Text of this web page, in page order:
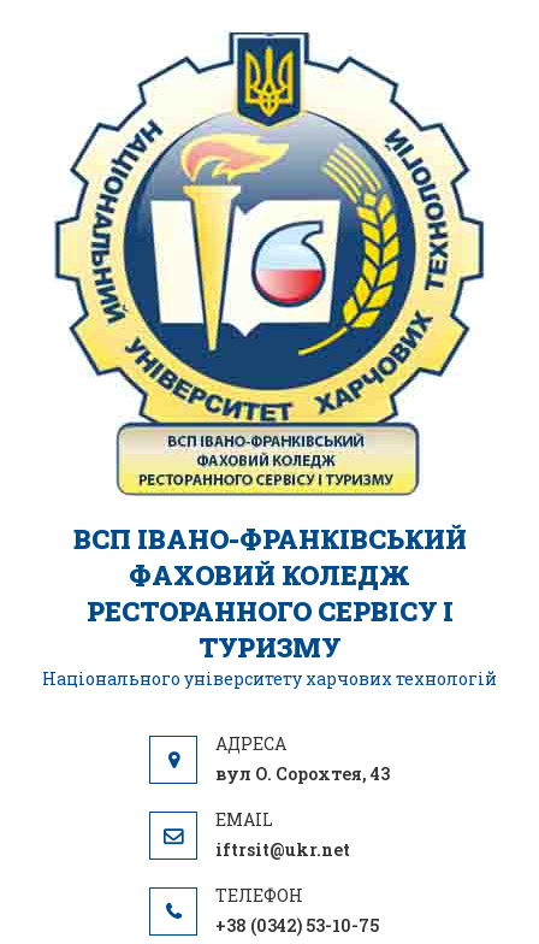
ВСП ІВАНО-ФРАНКІВСЬКИЙ
ФАХОВИЙ КОЛЕДЖ
РЕСТОРАННОГО СЕРВІСУ І
ТУРИЗМУ
Національного університету харчових технологій
вул О. Сорохтея, 43
iftrsit@ukr.net
+38 (0342) 53-10-75